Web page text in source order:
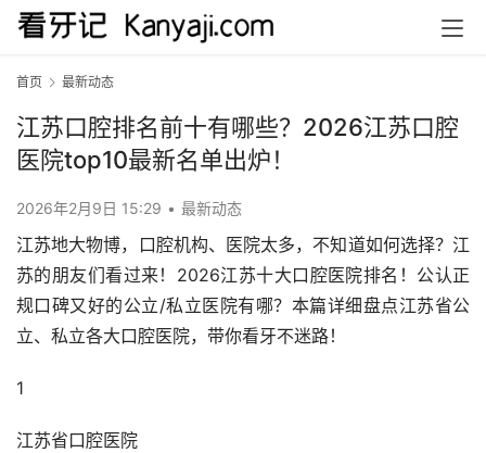
首页 最新动态
江苏口腔排名前十有哪些？2026江苏口腔
医院top10最新名单出炉！
2026年2月9日 15:29 • 最新动态
江苏地大物博，口腔机构、医院太多，不知道如何选择？江
苏的朋友们看过来！2026江苏十大口腔医院排名！公认正
规口碑又好的公立/私立医院有哪？本篇详细盘点江苏省公
立、私立各大口腔医院，带你看牙不迷路！
1
江苏省口腔医院